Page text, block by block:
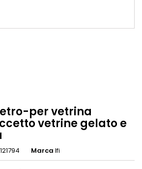
per vetrina
vetrine gelato e
Marca Ifi